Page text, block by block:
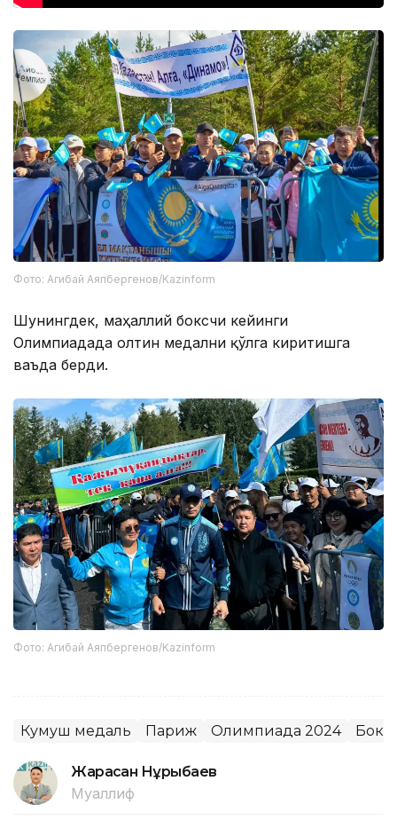
Фото: Агибай Аяпбергенов/Kazinform
Шунингдек, маҳаллий боксчи кейинги
Олимпиадада олтин медални қўлга киритишга
ваъда берди.
Фото: Агибай Аяпбергенов/Kazinform
Кумуш медаль Париж Олимпиада 2024 Бокс
Жарасқан Нұрыбаев
Муаллиф